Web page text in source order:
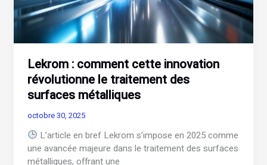
Lekrom : comment cette innovation
révolutionne le traitement des
surfaces métalliques
octobre 30, 2025
L’article en bref Lekrom s’impose en 2025 comme
une avancée majeure dans le traitement des surfaces
métalliques, offrant une